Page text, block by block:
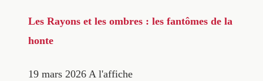
Les Rayons et les ombres : les fantômes de la
honte
19 mars 2026 A l'affiche